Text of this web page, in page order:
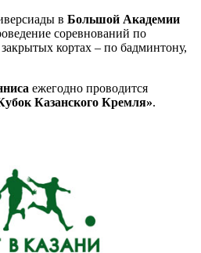
в Большой Академии
соревнований по
кортах – по бадминтону,
ежегодно проводится
Казанского Кремля».